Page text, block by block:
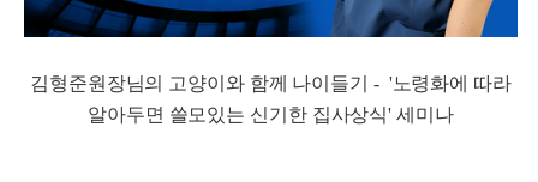
김형준원장님의 고양이와 함께 나이들기 - '노령화에 따라
알아두면 쓸모있는 신기한 집사상식' 세미나